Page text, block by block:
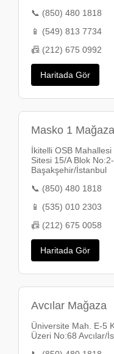
📞 (850) 480 1818
📱 (549) 813 7734
📠 (212) 675 0992
Haritada Gör
Masko 1 Mağaza
İkitelli OSB
Sitesi 15/A Blok
Başakşehir/İstanbul
📞 (850) 480 1818
📱 (535) 010 2303
📠 (212) 675 0058
Haritada Gör
Avcılar Mağaza
Üniversite Mah. E-5
Üzeri No:68 Avcılar/